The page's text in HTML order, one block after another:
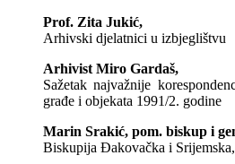
Prof. Zita Jukić,
Arhivski djelatnici u izbjeglištvu
Arhivist Miro Gardaš,
Sažetak najvažnije
građe i objekata 1991/2. godine
Marin Srakić, pom. biskup i
Biskupija Đakovačka i